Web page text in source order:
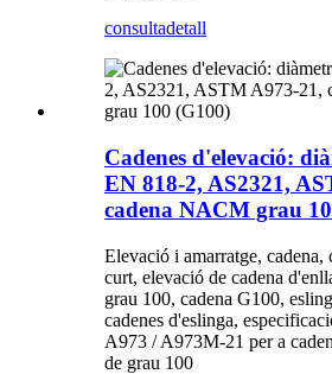
consultadetall
Cadenes d'elevació:
EN 818-2, AS2321,
cadena NACM grau
Elevació i amarratge, cadena,
curt, elevació de cadena
grau 100, cadena G100,
cadenes d'eslinga,
A973 / A973M-21 per a
de grau 100